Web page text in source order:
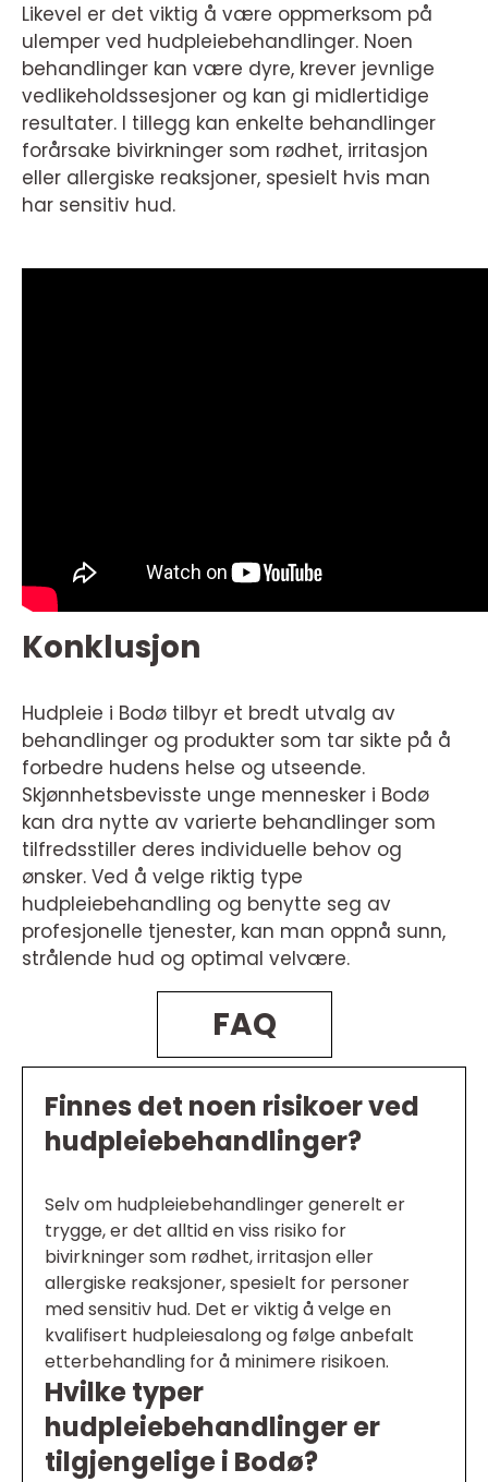
Likevel er det viktig å være oppmerksom på
ulemper ved hudpleiebehandlinger. Noen
behandlinger kan være dyre, krever jevnlige
vedlikeholdssesjoner og kan gi midlertidige
resultater. I tillegg kan enkelte behandlinger
forårsake bivirkninger som rødhet, irritasjon
eller allergiske reaksjoner, spesielt hvis man
har sensitiv hud.
Konklusjon
Hudpleie i Bodø tilbyr et bredt utvalg av
behandlinger og produkter som tar sikte på å
forbedre hudens helse og utseende.
Skjønnhetsbevisste unge mennesker i Bodø
kan dra nytte av varierte behandlinger som
tilfredsstiller deres individuelle behov og
ønsker. Ved å velge riktig type
hudpleiebehandling og benytte seg av
profesjonelle tjenester, kan man oppnå sunn,
strålende hud og optimal velvære.
FAQ
Finnes det noen risikoer ved
hudpleiebehandlinger?
Selv om hudpleiebehandlinger generelt er
trygge, er det alltid en viss risiko for
bivirkninger som rødhet, irritasjon eller
allergiske reaksjoner, spesielt for personer
med sensitiv hud. Det er viktig å velge en
kvalifisert hudpleiesalong og følge anbefalt
etterbehandling for å minimere risikoen.
Hvilke typer
hudpleiebehandlinger er
tilgjengelige i Bodø?